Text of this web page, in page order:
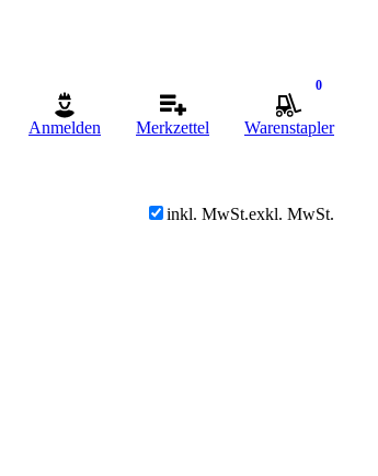
Anmelden Merkzettel
0
Warenstapler
inkl. MwSt.exkl. MwSt.